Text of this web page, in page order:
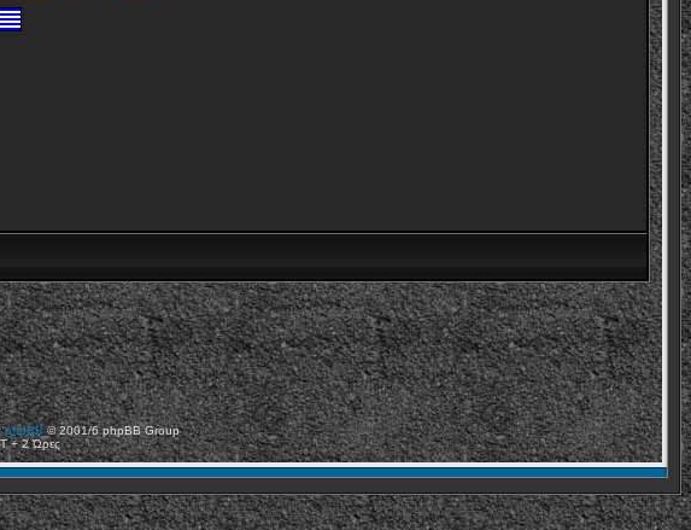
phpBB© 2001/6 phpBB Group
+ 2 Ώρες